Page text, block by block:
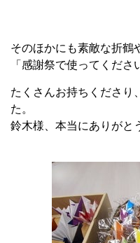
そのほかにも素敵な折鶴
「感謝祭で使ってくださ
たくさんお持ちくださり
た。
鈴木様、本当にありがと